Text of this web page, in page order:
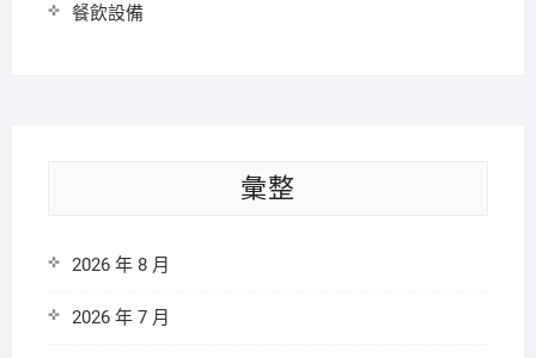
餐飲設備
彙整
2026 年 8 月
2026 年 7 月